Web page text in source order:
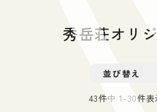
秀岳荘オリ
並び替え
43件中 1 -30件表